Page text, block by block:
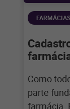
Como
parte
farmácia.